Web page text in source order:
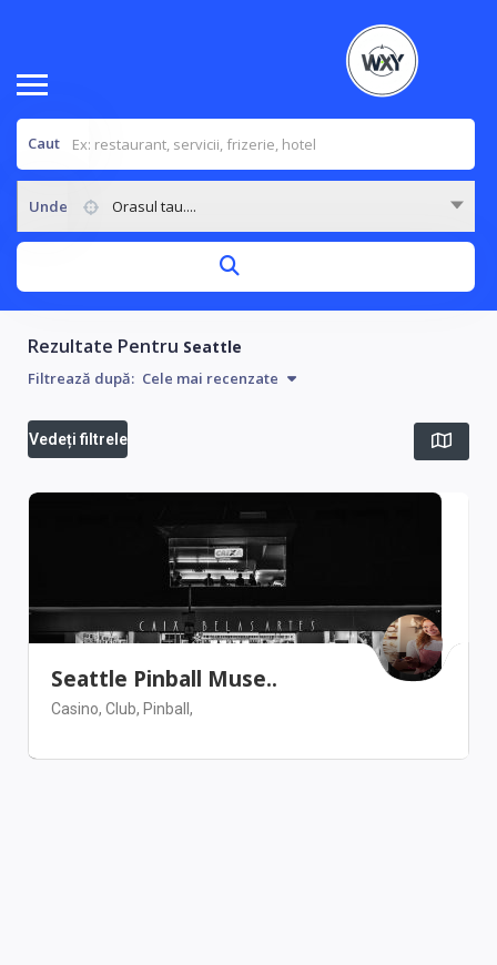
Caut
Unde Orasul tau....
Rezultate Pentru Seattle
Filtrează după: Cele mai recenzate
Vedeți filtrele
Seattle Pinball Muse..
Casino, Club, Pinball,